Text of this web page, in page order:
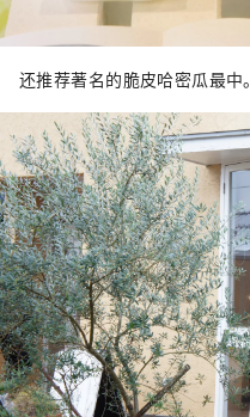
还推荐著名的脆皮哈密瓜最中。